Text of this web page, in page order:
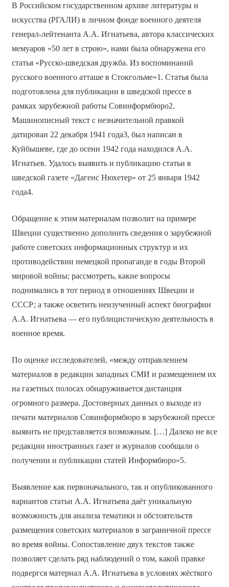
В Российском государственном архиве литературы и
искусства (РГАЛИ) в личном фонде военного деятеля
генерал-лейтенанта А.А. Игнатьева, автора классических
мемуаров «50 лет в строю», нами была обнаружена его
статья «Русско-шведская дружба. Из воспоминаний
русского военного атташе в Стокгольме»1. Статья была
подготовлена для публикации в шведской прессе в
рамках зарубежной работы Совинформбюро2.
Машинописный текст с незначительной правкой
датирован 22 декабря 1941 года3, был написан в
Куйбышеве, где до осени 1942 года находился А.А.
Игнатьев. Удалось выявить и публикацию статьи в
шведской газете «Дагенс Нюхетер» от 25 января 1942
года4.
Обращение к этим материалам позволит на примере
Швеции существенно дополнить сведения о зарубежной
работе советских информационных структур и их
противодействии немецкой пропаганде в годы Второй
мировой войны; рассмотреть, какие вопросы
поднимались в тот период в отношениях Швеции и
СССР; а также осветить неизученный аспект биографии
А.А. Игнатьева — его публицистическую деятельность в
военное время.
По оценке исследователей, «между отправлением
материалов в редакции западных СМИ и размещением их
на газетных полосах обнаруживается дистанция
огромного размера. Достоверных данных о выходе из
печати материалов Совинформбюро в зарубежной прессе
выявить не представляется возможным. […] Далеко не все
редакции иностранных газет и журналов сообщали о
получении и публикации статей Информбюро»5.
Выявление как первоначального, так и опубликованного
вариантов статьи А.А. Игнатьева даёт уникальную
возможность для анализа тематики и обстоятельств
размещения советских материалов в заграничной прессе
во время войны. Сопоставление двух текстов также
позволяет сделать ряд наблюдений о том, какой правке
подвергся материал А.А. Игнатьева в условиях жёсткого